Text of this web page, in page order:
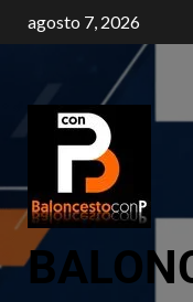
agosto 7, 2026